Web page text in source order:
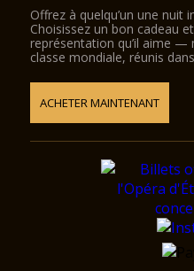
Offrez à quelqu’un une nuit
Choisissez un bon cadeau
représentation qu’il aime —
classe mondiale, réunis
ACHETER MAINTENANT